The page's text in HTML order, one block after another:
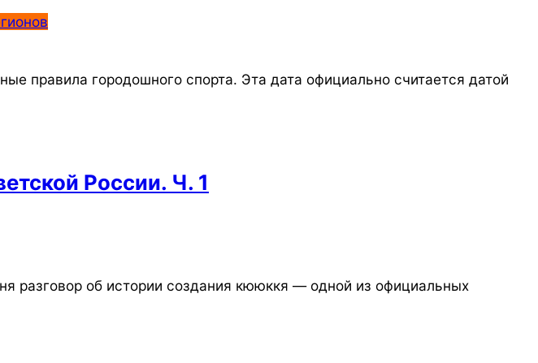
правила городошного спорта. Эта дата официально считается датой
России. Ч. 1
разговор об истории создания кююккя — одной из официальных